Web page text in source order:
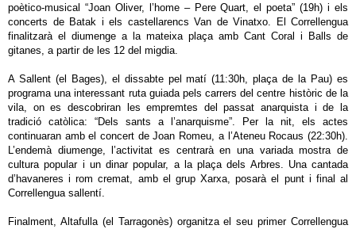
poètico-musical “Joan Oliver, l’home – Pere Quart, el poeta” (19h) i els
concerts de Batak i els castellarencs Van de Vinatxo. El Correllengua
finalitzarà el diumenge a la mateixa plaça amb Cant Coral i Balls de
gitanes, a partir de les 12 del migdia.
A Sallent (el Bages), el dissabte pel matí (11:30h, plaça de la Pau) es
programa una interessant ruta guiada pels carrers del centre històric de la
vila, on es descobriran les empremtes del passat anarquista i de la
tradició catòlica: “Dels sants a l’anarquisme”. Per la nit, els actes
continuaran amb el concert de Joan Romeu, a l’Ateneu Rocaus (22:30h).
L’endemà diumenge, l’activitat es centrarà en una variada mostra de
cultura popular i un dinar popular, a la plaça dels Arbres. Una cantada
d’havaneres i rom cremat, amb el grup Xarxa, posarà el punt i final al
Correllengua sallentí.
Finalment, Altafulla (el Tarragonès) organitza el seu primer Correllengua